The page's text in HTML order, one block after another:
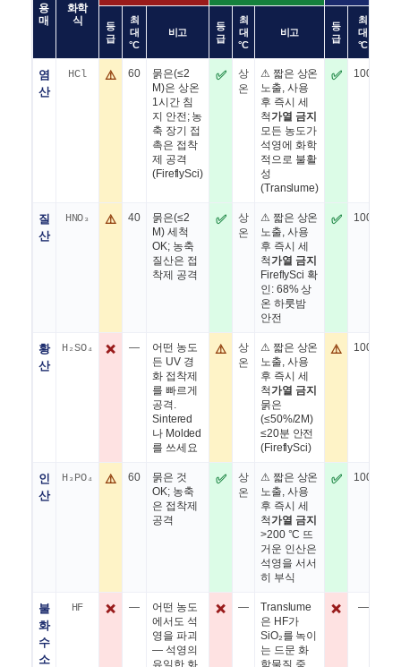
용
매
화학
식
등
급
최
대
°C
비고
등
급
최
대
°C
비고
등
급
최
대
°C
염
산
HCl ⚠️ 60
묽은(≤2
M)은 상온
1시간 침
지 안전; 농
축 장기 접
촉은 접착
제 공격
(FireflySci)
✅
상
온
⚠ 짧은 상온
노출, 사용
후 즉시 세
척가열 금지
모든 농도가
석영에 화학
적으로 불활
성
(Translume)
✅ 100
질
산
HNO₃ ⚠️ 40
묽은(≤2
M) 세척
OK; 농축
질산은 접
착제 공격
✅
상
온
⚠ 짧은 상온
노출, 사용
후 즉시 세
척가열 금지
FireflySci 확
인: 68% 상
온 하룻밤
안전
✅ 100
황
산
H₂SO₄ ❌ —
어떤 농도
든 UV 경
화 접착제
를 빠르게
공격.
Sintered
나 Molded
를 쓰세요
⚠️
상
온
⚠ 짧은 상온
노출, 사용
후 즉시 세
척가열 금지
묽은
(≤50%/2M)
≤20분 안전
(FireflySci)
⚠️ 100
인
산
H₃PO₄ ⚠️ 60
묽은 것
OK; 농축
은 접착제
공격
✅
상
온
⚠ 짧은 상온
노출, 사용
후 즉시 세
척가열 금지
>200 °C 뜨
거운 인산은
석영을 서서
히 부식
✅ 100
불
화
수
소
HF ❌ —
어떤 농도
에서도 석
영을 파괴
— 석영의
유일한 화
❌ —
Translume
은 HF가
SiO₂를 녹이
는 드문 화
학물질 중
❌ —